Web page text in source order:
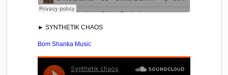
► SYNTHETIK CHAOS
Bom Shanka Music